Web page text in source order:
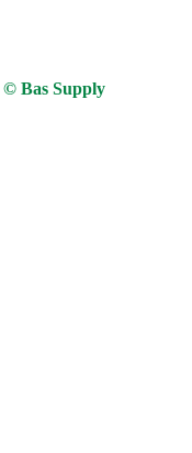
© Bas Supply